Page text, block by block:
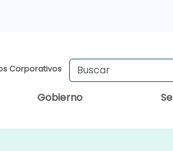
Corporativos
Gobierno